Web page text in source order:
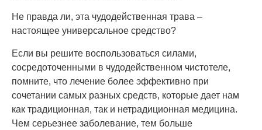
Не правда ли, эта чудодейственная трава –
настоящее универсальное средство?
Если вы решите воспользоваться силами,
сосредоточенными в чудодейственном чистотеле,
помните, что лечение более эффективно при
сочетании самых разных средств, которые дает нам
как традиционная, так и нетрадиционная медицина.
Чем серьезнее заболевание, тем больше